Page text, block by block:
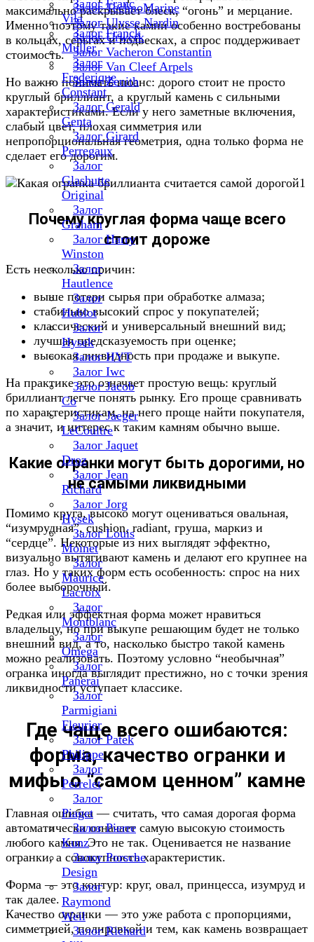
Залог TechnoMarine
Залог Ulysse Nardin
Залог Urwerk
Залог Vacheron Constantin
Залог Van Cleef Arpels
Залог Zenith
Залог Franc
Vila
Залог Franck
Muller
Залог
Frederique
Constant
Залог Gerald
Genta
Залог Girard
Perregaux
Залог
Glashutte
Original
Залог
Graham
Залог Harry
Winston
Залог
Hautlence
Залог
Hublot
Залог
Hysek
Залог HYT
Залог Iwc
Залог Jacob
Co
Залог Jaeger
LeCoultre
Залог Jaquet
Droz
Залог Jean
Richard
Залог Jorg
Hysek
Залог Louis
Moinet
Залог
Maurice
Lacroix
Залог
Montblanc
Залог
Omega
Залог
Panerai
Залог
Parmigiani
Fleurier
Залог Patek
Philippe
Залог
Perrelet
Залог
Piaget
Залог Pierre
Kunz
Залог Porsche
Design
Залог
Raymond
Weil
Залог Richard
максимально раскрывает блеск, “огонь” и мерцание.
Именно поэтому такие камни особенно востребованы
в кольцах, серьгах и подвесках, а спрос поддерживает
стоимость.
Но важно понимать нюанс: дорого стоит не просто
круглый бриллиант, а круглый камень с сильными
характеристиками. Если у него заметные включения,
слабый цвет, плохая симметрия или
непропорциональная геометрия, одна только форма не
сделает его дорогим.
Почему круглая форма чаще всего
стоит дороже
Есть несколько причин:
выше потери сырья при обработке алмаза;
стабильно высокий спрос у покупателей;
классический и универсальный внешний вид;
лучшая предсказуемость при оценке;
высокая ликвидность при продаже и выкупе.
На практике это означает простую вещь: круглый
бриллиант легче понять рынку. Его проще сравнивать
по характеристикам, на него проще найти покупателя,
а значит, и интерес к таким камням обычно выше.
Какие огранки могут быть дорогими, но
не самыми ликвидными
Помимо круга, высоко могут оцениваться овальная,
“изумрудная”, cushion, radiant, груша, маркиз и
“сердце”. Некоторые из них выглядят эффектно,
визуально вытягивают камень и делают его крупнее на
глаз. Но у таких форм есть особенность: спрос на них
более выборочный.
Редкая или эффектная форма может нравиться
владельцу, но при выкупе решающим будет не только
внешний вид, а то, насколько быстро такой камень
можно реализовать. Поэтому условно “необычная”
огранка иногда выглядит престижно, но с точки зрения
ликвидности уступает классике.
Где чаще всего ошибаются:
форма, качество огранки и
мифы о “самом ценном” камне
Главная ошибка — считать, что самая дорогая форма
автоматически означает самую высокую стоимость
любого камня. Это не так. Оценивается не название
огранки, а совокупность характеристик.
Форма — это контур: круг, овал, принцесса, изумруд и
так далее.
Качество огранки — это уже работа с пропорциями,
симметрией, полировкой и тем, как камень возвращает